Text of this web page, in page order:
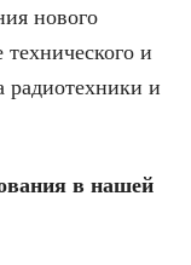
нового
и
радиотехники и
в нашей